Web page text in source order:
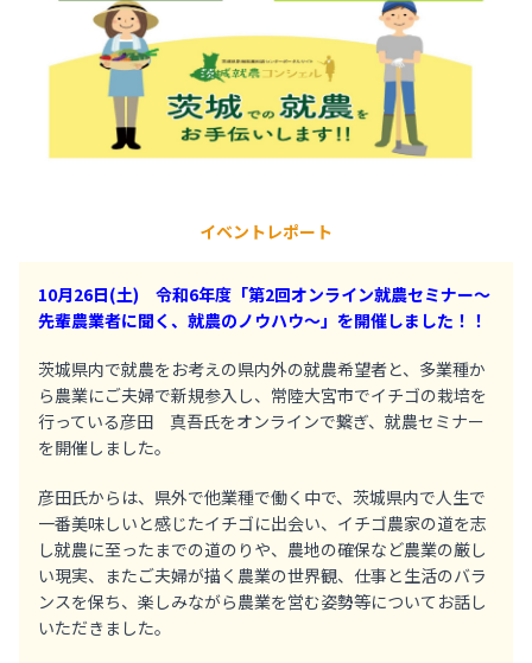
イベントレポート
10月26日(土) 令和6年度「第2回オンライン就農セミナー～
先輩農業者に聞く、就農のノウハウ～」を開催しました！！
茨城県内で就農をお考えの県内外の就農希望者と、多業種か
ら農業にご夫婦で新規参入し、常陸大宮市でイチゴの栽培を
行っている彦田 真吾氏をオンラインで繋ぎ、就農セミナー
を開催しました。
彦田氏からは、県外で他業種で働く中で、茨城県内で人生で
一番美味しいと感じたイチゴに出会い、イチゴ農家の道を志
し就農に至ったまでの道のりや、農地の確保など農業の厳し
い現実、またご夫婦が描く農業の世界観、仕事と生活のバラ
ンスを保ち、楽しみながら農業を営む姿勢等についてお話し
いただきました。